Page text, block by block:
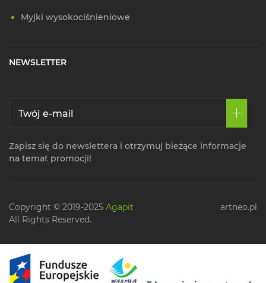
Myjki wysokociśnieniowe
NEWSLETTER
Zapisz się do newslettera i otrzymuj bieżące informacje
na temat promocji!
Copyright © 2019-2025 Agapit
All Rights Reserved.
artneo.pl